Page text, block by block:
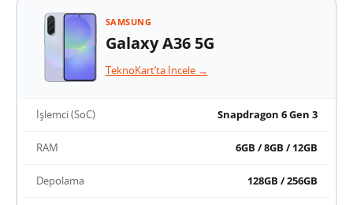
SAMSUNG
Galaxy A36 5G
TeknoKart’ta İncele →
İşlemci (SoC) Snapdragon 6 Gen 3
RAM 6GB / 8GB / 12GB
Depolama 128GB / 256GB